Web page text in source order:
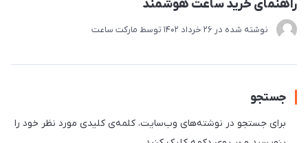
راهنمای خرید ساعت هوشمند
نوشته شده در 26 خرداد 1402 توسط مارکت ساعت
جستجو
برای جستجو در نوشته‌های وب‌سایت، کلمه‌ی کلیدی مورد نظر خود را